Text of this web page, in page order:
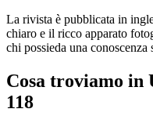
La rivista è pubblicata in
chiaro e il ricco apparato
chi possieda una
Cosa troviamo
118